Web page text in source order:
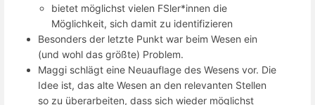
bietet möglichst vielen FSler*innen die
Möglichkeit, sich damit zu identifizieren
Besonders der letzte Punkt war beim Wesen ein
(und wohl das größte) Problem.
Maggi schlägt eine Neuauflage des Wesens vor. Die
Idee ist, das alte Wesen an den relevanten Stellen
so zu überarbeiten, dass sich wieder möglichst